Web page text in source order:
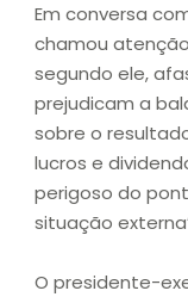
Em conversa
chamou
segundo ele,
prejudicam a
sobre o
lucros e
perigoso do
situação
O presidente-